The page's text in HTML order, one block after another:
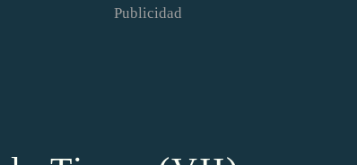
Publicidad